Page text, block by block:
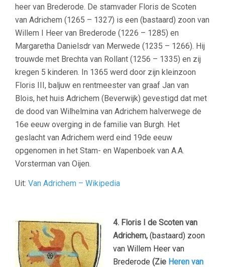
heer van Brederode. De stamvader Floris de Scoten
van Adrichem (1265 – 1327) is een (bastaard) zoon van
Willem I Heer van Brederode (1226 – 1285) en
Margaretha Danielsdr van Merwede (1235 – 1266). Hij
trouwde met Brechta van Rollant (1256 – 1335) en zij
kregen 5 kinderen. In 1365 werd door zijn kleinzoon
Floris III, baljuw en rentmeester van graaf Jan van
Blois, het huis Adrichem (Beverwijk) gevestigd dat met
de dood van Wilhelmina van Adrichem halverwege de
16e eeuw overging in de familie van Burgh. Het
geslacht van Adrichem werd eind 19de eeuw
opgenomen in het Stam- en Wapenboek van A.A.
Vorsterman van Oijen.
Uit: Van Adrichem – Wikipedia
4. Floris I de Scoten van
Adrichem, (bastaard) zoon
van Willem Heer van
Brederode (Zie Heren van